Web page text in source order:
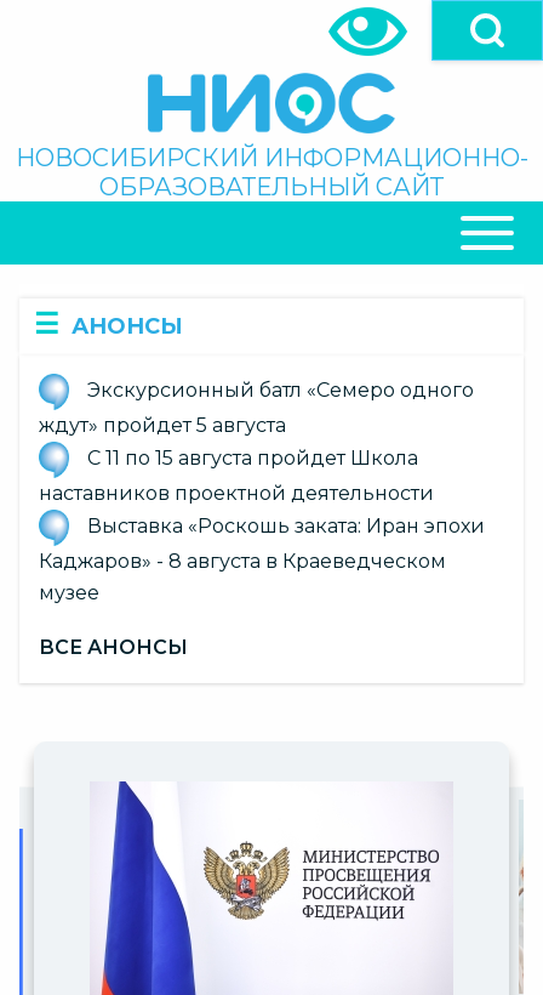
Поиск
НОВОСИБИРСКИЙ ИНФОРМАЦИОННО-
ОБРАЗОВАТЕЛЬНЫЙ САЙТ
НАВИГАЦИЯ
АНОНСЫ
Экскурсионный батл «Семеро одного
ждут» пройдет 5 августа
С 11 по 15 августа пройдет Школа
наставников проектной деятельности
Выставка «Роскошь заката: Иран эпохи
Каджаров» - 8 августа в Краеведческом
музее
ВСЕ АНОНСЫ